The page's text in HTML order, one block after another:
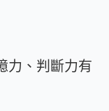
力、判斷力有